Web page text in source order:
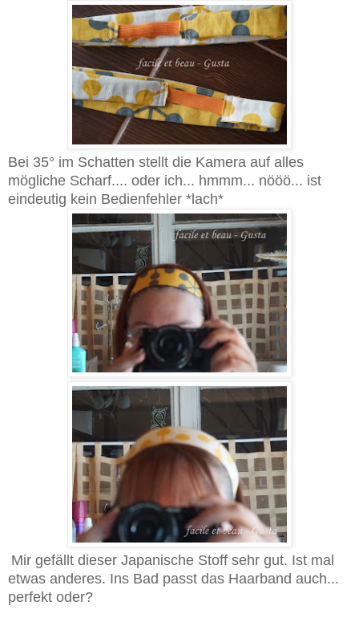
Bei 35° im Schatten stellt die Kamera auf alles
mögliche Scharf.... oder ich... hmmm... nööö... ist
eindeutig kein Bedienfehler *lach*
Mir gefällt dieser Japanische Stoff sehr gut. Ist mal
etwas anderes. Ins Bad passt das Haarband auch...
perfekt oder?